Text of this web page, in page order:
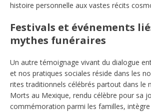
histoire personnelle aux vastes récits
Festivals et événements
mythes funéraires
Un autre témoignage vivant du dialogue
et nos pratiques sociales réside dans les
rites traditionnels célébrés partout dans le
Morts au Mexique, rendu célèbre pour sa
commémoration parmi les familles,